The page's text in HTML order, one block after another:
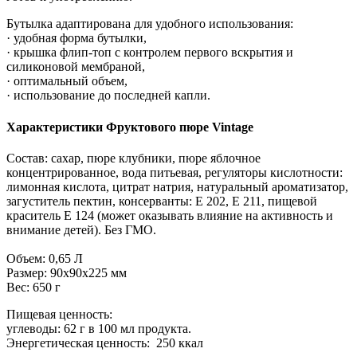
Бутылка адаптирована для удобного использования:
· удобная форма бутылки,
· крышка флип-топ с контролем первого вскрытия и
силиконовой мембраной,
· оптимальный объем,
· использование до последней капли.
Характеристики Фруктового пюре Vintage
Состав: сахар, пюре клубники, пюре яблочное
концентрированное, вода питьевая, регуляторы кислотности:
лимонная кислота, цитрат натрия, натуральный ароматизатор,
загуститель пектин, консерванты: Е 202, Е 211, пищевой
краситель Е 124 (может оказывать влияние на активность и
внимание детей). Без ГМО.
Объем: 0,65 Л
Размер: 90x90x225 мм
Вес: 650 г
Пищевая ценность:
углеводы: 62 г в 100 мл продукта.
Энергетическая ценность: 250 ккал